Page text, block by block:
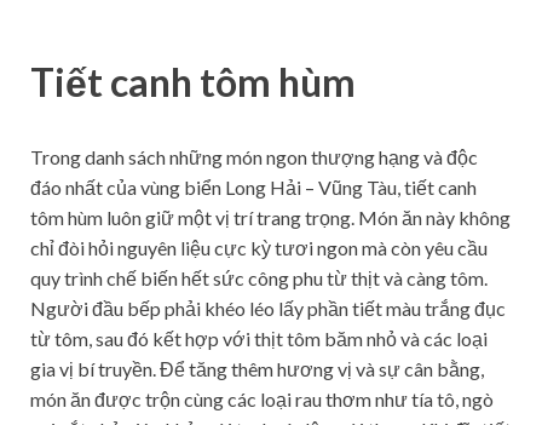
Tiết canh tôm hùm
Trong danh sách những món ngon thượng hạng và độc
đáo nhất của vùng biển Long Hải – Vũng Tàu, tiết canh
tôm hùm luôn giữ một vị trí trang trọng. Món ăn này không
chỉ đòi hỏi nguyên liệu cực kỳ tươi ngon mà còn yêu cầu
quy trình chế biến hết sức công phu từ thịt và càng tôm.
Người đầu bếp phải khéo léo lấy phần tiết màu trắng đục
từ tôm, sau đó kết hợp với thịt tôm băm nhỏ và các loại
gia vị bí truyền. Để tăng thêm hương vị và sự cân bằng,
món ăn được trộn cùng các loại rau thơm như tía tô, ngò